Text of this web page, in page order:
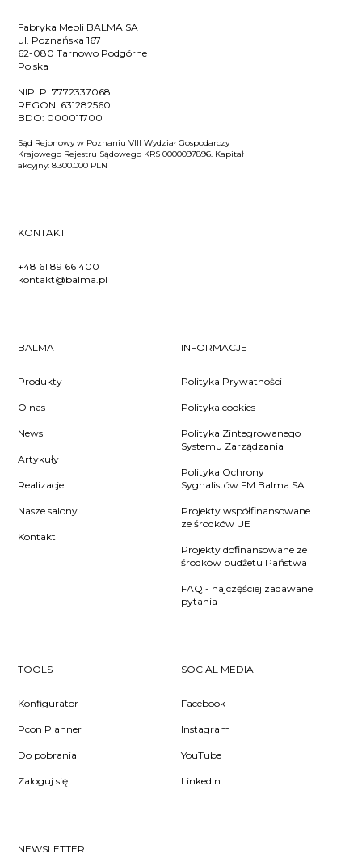
Fabryka Mebli BALMA SA
ul. Poznańska 167
62-080 Tarnowo Podgórne
Polska
NIP: PL7772337068
REGON: 631282560
BDO: 000011700
Sąd Rejonowy w Poznaniu VIII Wydział Gospodarczy
Krajowego Rejestru Sądowego KRS 0000097896. Kapitał
akcyjny: 8.300.000 PLN
KONTAKT
+48 61 89 66 400
kontakt@balma.pl
BALMA
Produkty
O nas
News
Artykuły
Realizacje
Nasze salony
Kontakt
INFORMACJE
Polityka Prywatności
Polityka cookies
Polityka Zintegrowanego
Systemu Zarządzania
Polityka Ochrony
Sygnalistów FM Balma SA
Projekty współfinansowane
ze środków UE
Projekty dofinansowane ze
środków budżetu Państwa
FAQ - najczęściej zadawane
pytania
TOOLS
Konfigurator
Pcon Planner
Do pobrania
Zaloguj się
SOCIAL MEDIA
Facebook
Instagram
YouTube
LinkedIn
NEWSLETTER